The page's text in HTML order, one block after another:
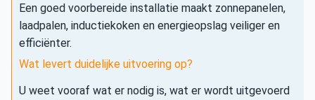
Een goed voorbereide installatie maakt zonnepanelen,
laadpalen, inductiekoken en energieopslag veiliger en
efficiënter.
Wat levert duidelijke uitvoering op?
U weet vooraf wat er nodig is, wat er wordt uitgevoerd